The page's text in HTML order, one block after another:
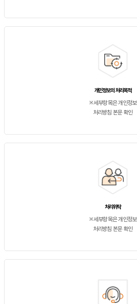
개인정보의 처리목적
※세부항목은 개인정보
처리방침 본문 확인
처리위탁
※세부항목은 개인정보
처리방침 본문 확인